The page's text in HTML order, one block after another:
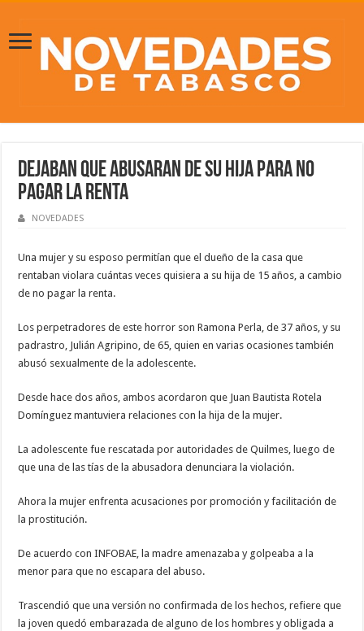
Dejaban que abusaran de su hija para no
pagar la renta
NOVEDADES
Una mujer y su esposo permitían que el dueño de la casa que
rentaban violara cuántas veces quisiera a su hija de 15 años, a cambio
de no pagar la renta.
Los perpetradores de este horror son Ramona Perla, de 37 años, y su
padrastro, Julián Agripino, de 65, quien en varias ocasiones también
abusó sexualmente de la adolescente.
Desde hace dos años, ambos acordaron que Juan Bautista Rotela
Domínguez mantuviera relaciones con la hija de la mujer.
La adolescente fue rescatada por autoridades de Quilmes, luego de
que una de las tías de la abusadora denunciara la violación.
Ahora la mujer enfrenta acusaciones por promoción y facilitación de
la prostitución.
De acuerdo con INFOBAE, la madre amenazaba y golpeaba a la
menor para que no escapara del abuso.
Trascendió que una versión no confirmada de los hechos, refiere que
la joven quedó embarazada de alguno de los hombres y obligada a